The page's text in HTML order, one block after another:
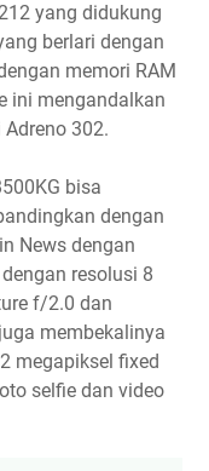
yang didukung
berlari dengan
memori RAM
ini mengandalkan
302.
bisa
dengan
News dengan
resolusi 8
f/2.0 dan
membekalinya
megapiksel fixed
selfie dan video